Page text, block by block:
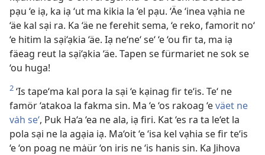
pạu ‘e iạ, ka iạ ‘ut ma kikia la ‘el pạu. ‘Äe ‘inea vạhia ne
‘äe kal sại ra. Ka ‘äe ne ferehit sema, ‘e reko, famorit no‘
‘e hitim la sại‘ạkia ‘äe. Iạ ne‘ne‘ se‘ ‘e ‘ou fir ta, ma iạ
fäeag reut la sại‘ạkia ‘äe. Tapen se fürmariet ne sok se
‘ou huga!
2 ‘Is tape‘ma kal pora la sại ‘e kạinag fir te‘is. Te‘ ne
famör ‘atakoa la fakma sin. Ma ‘e ‘os rakoag ‘eväet ne
vȧh se‘, Puk Ha‘a ‘ea ne ala, iạ firi. Kat ‘es ra ta le‘et la
pola sại ne la agạia iạ. Ma‘oit ‘e ‘isa kel vạhia se fir te‘is
‘e ‘on poag ne mȧür ‘on iris ne ‘is hanis sin. Ka Jihova